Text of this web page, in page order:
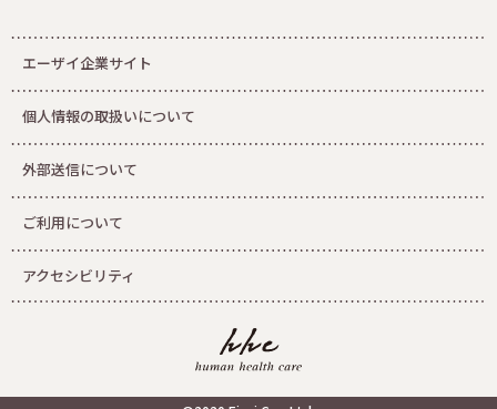
エーザイ企業サイト
個人情報の取扱いについて
外部送信について
ご利用について
アクセシビリティ